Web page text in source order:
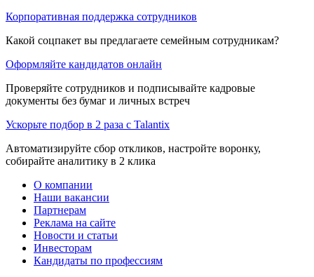
Корпоративная поддержка сотрудников
Какой соцпакет вы предлагаете семейным сотрудникам?
Оформляйте кандидатов онлайн
Проверяйте сотрудников и подписывайте кадровые
документы без бумаг и личных встреч
Ускорьте подбор в 2 раза с Talantix
Автоматизируйте сбор откликов, настройте воронку,
собирайте аналитику в 2 клика
О компании
Наши вакансии
Партнерам
Реклама на сайте
Новости и статьи
Инвесторам
Кандидаты по профессиям